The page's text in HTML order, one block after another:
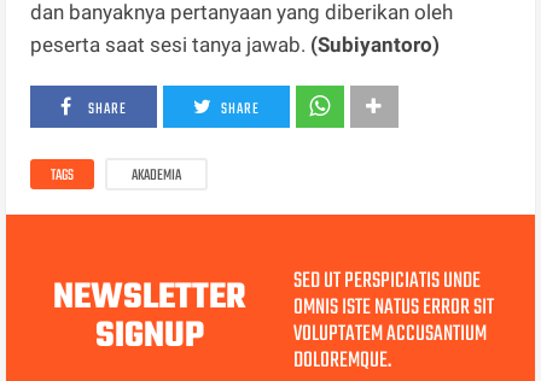
dan banyaknya pertanyaan yang diberikan oleh
peserta saat sesi tanya jawab. (Subiyantoro)
SHARE SHARE
TAGS AKADEMIA
NEWSLETTER
SIGNUP
SED UT PERSPICIATIS UNDE
OMNIS ISTE NATUS ERROR SIT
VOLUPTATEM ACCUSANTIUM
DOLOREMQUE.